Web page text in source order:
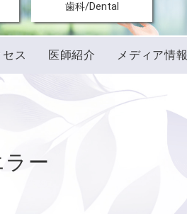
歯科/Dental
ス 医師紹介 メディア情報
ー